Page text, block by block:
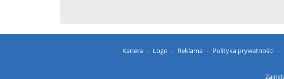
Kariera Logo Reklama Polityka prywatności